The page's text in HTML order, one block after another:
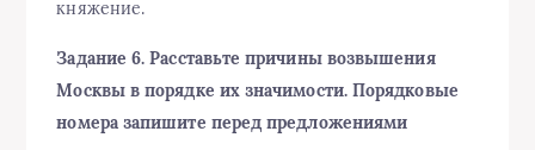
княжение.
Задание 6. Расставьте причины возвышения
Москвы в порядке их значимости. Порядковые
номера запишите перед предложениями